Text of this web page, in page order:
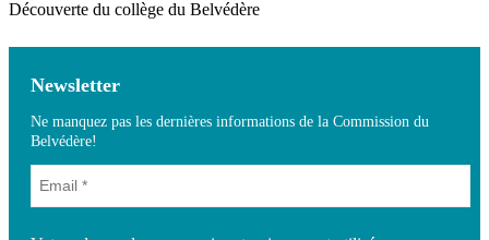
Découverte du collège du Belvédère
Newsletter
Ne manquez pas les dernières informations de la Commission du
Belvédère!